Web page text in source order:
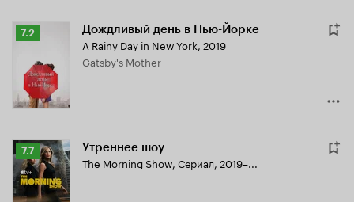
Рейтинг
7.2
7.2 Дождливый день в Нью-Йорке
A Rainy Day in New York, 2019
Gatsby's Mother
Рейтинг
Кинопоиска
7.7
7.7 Утреннее шоу
The Morning Show, Сериал, 2019–...